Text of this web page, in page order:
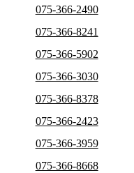
075-366-2490
075-366-8241
075-366-5902
075-366-3030
075-366-8378
075-366-2423
075-366-3959
075-366-8668